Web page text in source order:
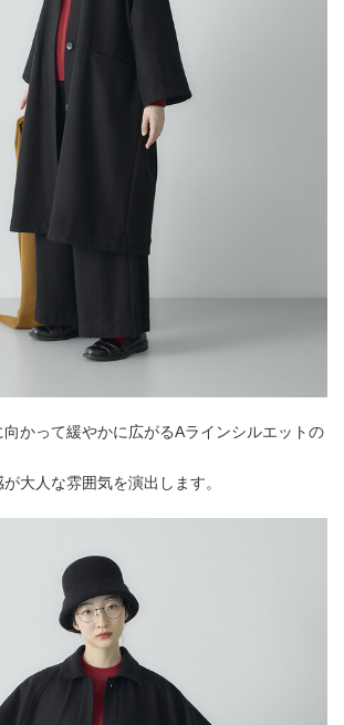
かって緩やかに広がるAラインシルエットの
大人な雰囲気を演出します。